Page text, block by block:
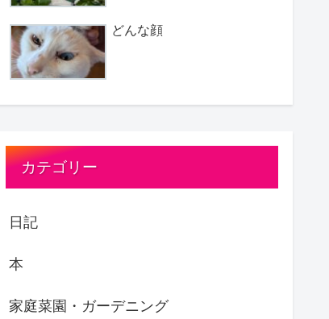
どんな顔
カテゴリー
日記
本
家庭菜園・ガーデニング